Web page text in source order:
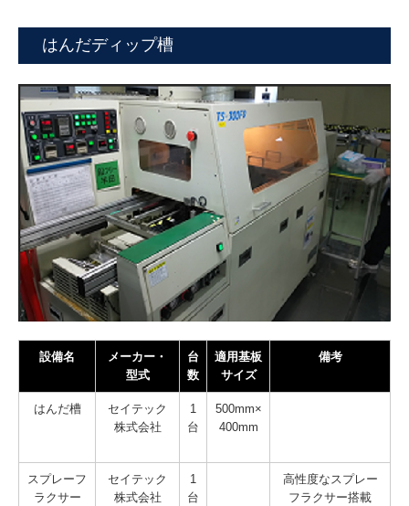
はんだディップ槽
設備名
メーカー・
型式
台
数
適用基板
サイズ
備考
はんだ槽
セイテック
株式会社
1
台
500mm×
400mm
スプレーフ
ラクサー
セイテック
株式会社
1
台
高性度なスプレー
フラクサー搭載